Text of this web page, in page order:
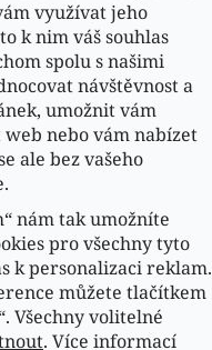
využívat jeho
k nim váš souhlas
spolu s našimi
návštěvnost a
umožnit vám
nebo vám nabízet
ale bez vašeho
nám tak umožníte
pro všechny tyto
k personalizaci reklam.
můžete tlačítkem
Všechny volitelné
. Více informací